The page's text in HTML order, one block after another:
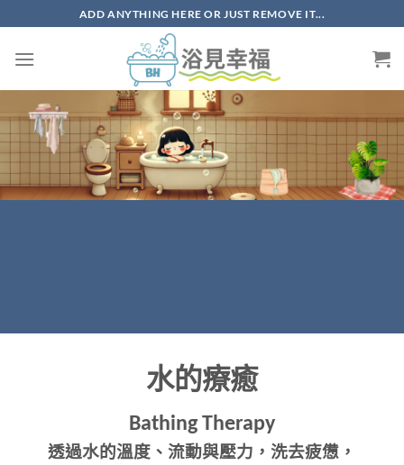
ADD ANYTHING HERE OR JUST REMOVE IT...
水的療癒
Bathing Therapy
透過水的溫度、流動與壓力，洗去疲憊，